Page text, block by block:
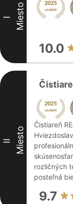
I Miesto
10.0
II Miesto
Čistiareň
rozličných
posteľná
9.7